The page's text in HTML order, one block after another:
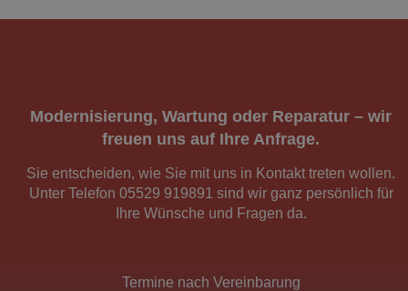
Modernisierung, Wartung oder Reparatur – wir
freuen uns auf Ihre Anfrage.
Sie entscheiden, wie Sie mit uns in Kontakt treten wollen.
Unter Telefon 05529 919891 sind wir ganz persönlich für
Ihre Wünsche und Fragen da.
Termine nach Vereinbarung